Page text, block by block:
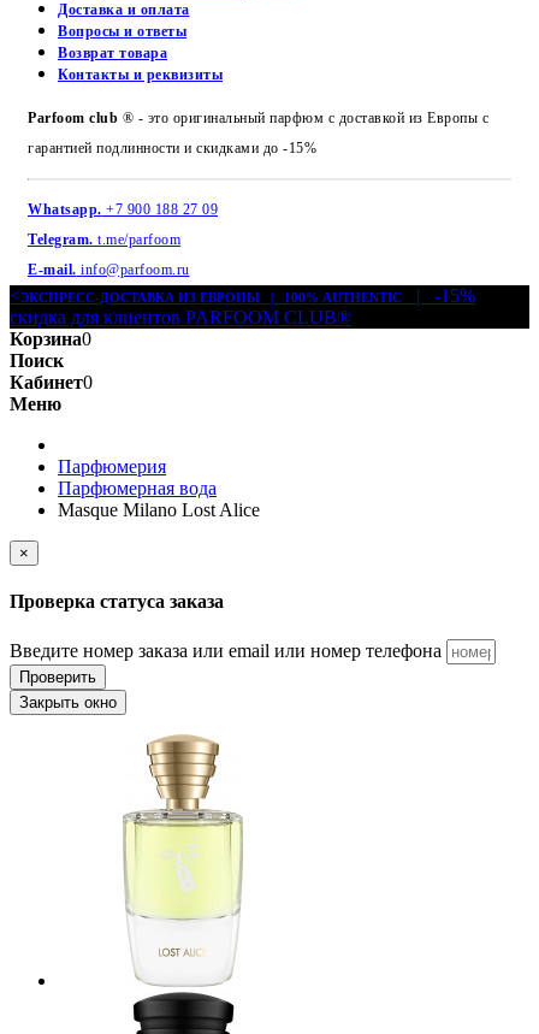
Доставка и оплата
Вопросы и ответы
Возврат товара
Контакты и реквизиты
Parfoom club ® - это оригинальный парфюм с доставкой из Европы с
гарантией подлинности и скидками до -15%
Whatsapp. +7 900 188 27 09
Telegram. t.me/parfoom
E-mail. info@parfoom.ru
<ЭКСПРЕСС-ДОСТАВКА ИЗ ЕВРОПЫ | 100% AUTHENTIC
| -15%
скидка для клиентов PARFOOM CLUB®
Корзина0
Поиск
Кабинет0
Меню
Парфюмерия
Парфюмерная вода
Masque Milano Lost Alice
×
Проверка статуса заказа
Введите номер заказа или email или номер телефона
Проверить
Закрыть окно